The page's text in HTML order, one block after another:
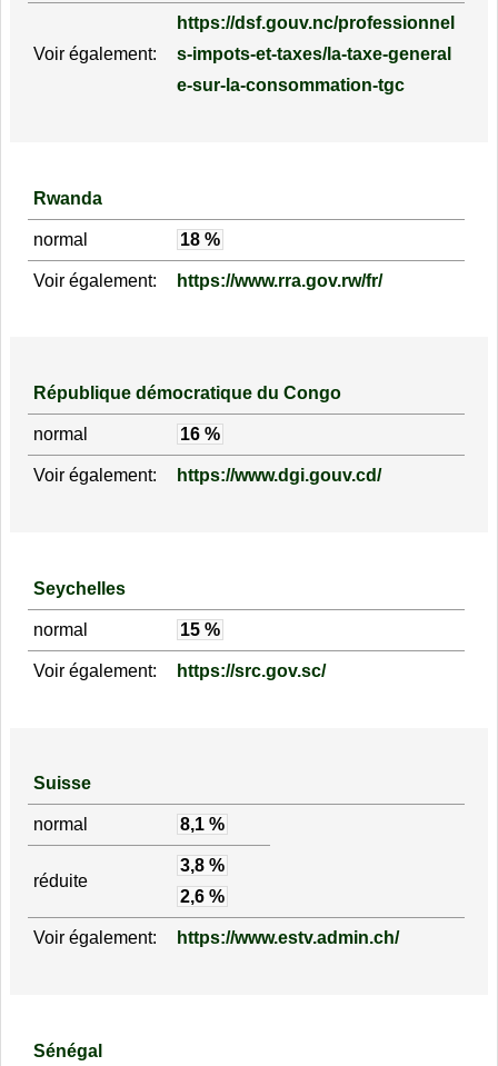
Voir également:
https://dsf.gouv.nc/professionnel
s-impots-et-taxes/la-taxe-general
e-sur-la-consommation-tgc
Rwanda
normal 18 %
Voir également: https://www.rra.gov.rw/fr/
République démocratique du Congo
normal 16 %
Voir également: https://www.dgi.gouv.cd/
Seychelles
normal 15 %
Voir également: https://src.gov.sc/
Suisse
normal 8,1 %
réduite
3,8 %
2,6 %
Voir également: https://www.estv.admin.ch/
Sénégal